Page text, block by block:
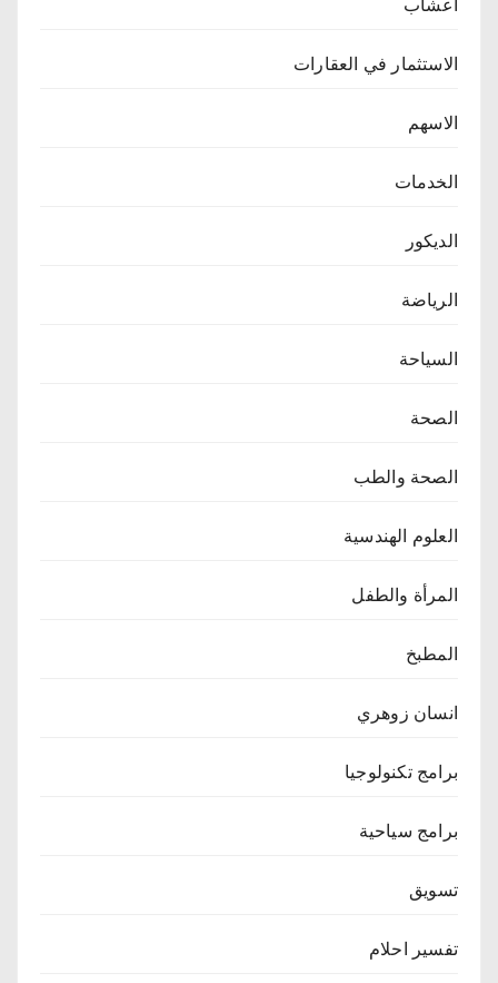
اعشاب
الاستثمار في العقارات
الاسهم
الخدمات
الديكور
الرياضة
السياحة
الصحة
الصحة والطب
العلوم الهندسية
المرأة والطفل
المطبخ
انسان زوهري
برامج تكنولوجيا
برامج سياحية
تسويق
تفسير احلام